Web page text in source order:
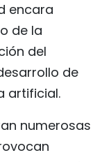
encara
de la
del
de
artificial.
numerosas